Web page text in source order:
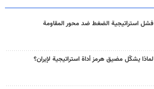
فشل استراتيجية الضغط ضد محور المقاومة
لماذا يشكّل مضيق هرمز أداة استراتيجية لإيران؟